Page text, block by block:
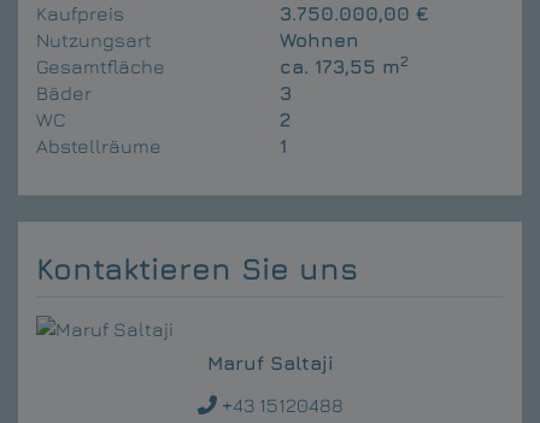
Kaufpreis
3.750.000,00 €
Nutzungsart
Wohnen
Gesamtfläche
ca. 173,55 m2
Bäder
3
WC
2
Abstellräume
1
Kontaktieren Sie uns
Maruf Saltaji
+43 15120488